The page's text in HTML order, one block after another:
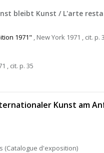
bleibt Kunst / L'arte
1971" , New York 1971 , cit. p.
, cit. p. 35
Kunst am
(Catalogue d'exposition)